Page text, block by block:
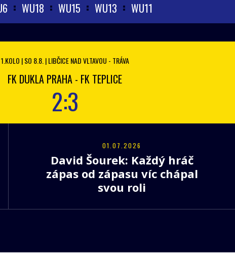
WU18 WU15 WU13 WU11
1.KOLO | SO 8.8. | LIBČICE NAD VLTAVOU - TRÁVA
FK DUKLA PRAHA - FK TEPLICE
2:3
01.07.2026
David Šourek: Každý hráč
zápas od zápasu víc chápal
svou roli